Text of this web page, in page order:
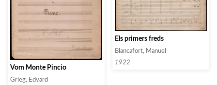
Vom Monte Pincio
Grieg, Edvard
Els primers freds
Blancafort, Manuel
1922